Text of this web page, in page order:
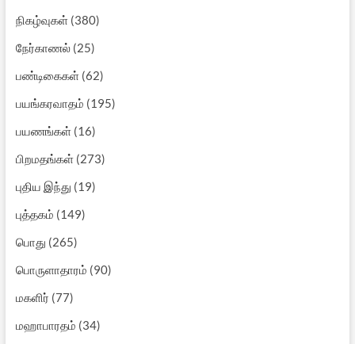
நிகழ்வுகள்(380)
நேர்காணல்(25)
பண்டிகைகள்(62)
பயங்கரவாதம் (195)
பயணங்கள்(16)
பிறமதங்கள்(273)
புதிய இந்து (19)
புத்தகம் (149)
பொது (265)
பொருளாதாரம் (90)
மகளிர் (77)
மஹாபாரதம் (34)